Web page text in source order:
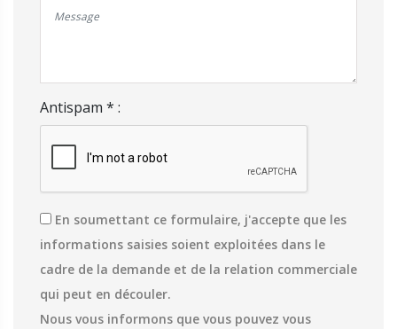
Antispam * :
En soumettant ce formulaire, j'accepte que les
informations saisies soient exploitées dans le
cadre de la demande et de la relation commerciale
qui peut en découler.
Nous vous informons que vous pouvez vous